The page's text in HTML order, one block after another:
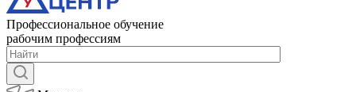
Профессиональное обучение
рабочим профессиям